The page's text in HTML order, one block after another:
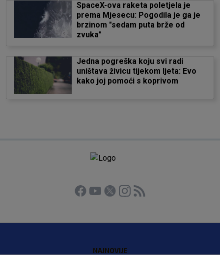
SpaceX-ova raketa poletjela je
prema Mjesecu: Pogodila je ga je
brzinom "sedam puta brže od
zvuka"
Jedna pogreška koju svi radi
uništava živicu tijekom ljeta: Evo
kako joj pomoći s koprivom
NAJNOVIJE